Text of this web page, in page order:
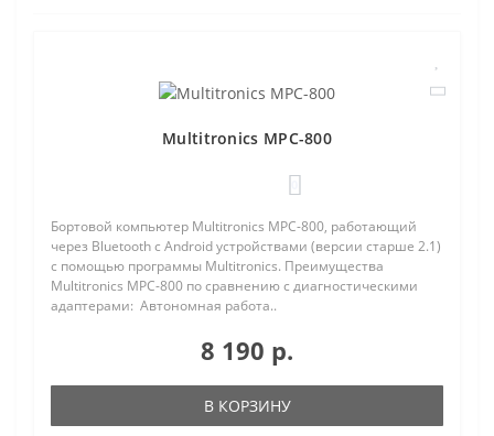
Multitronics MPC-800
Бортовой компьютер Multitronics MPC-800, работающий
через Bluetooth с Android устройствами (версии старше 2.1)
с помощью программы Multitronics. Преимущества
Multitronics MPC-800 по сравнению с диагностическими
адаптерами: Автономная работа..
8 190 р.
В КОРЗИНУ